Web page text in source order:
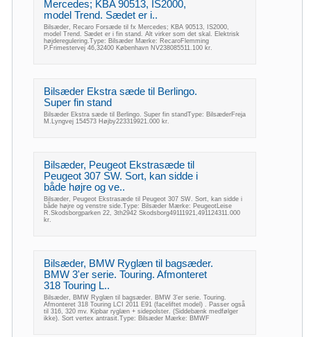
Mercedes; KBA 90513, IS2000,
model Trend. Sædet er i..
Bilsæder, Recaro Forsæde til fx Mercedes; KBA 90513, IS2000,
model Trend. Sædet er i fin stand. Alt virker som det skal. Elektrisk
højderegulering.Type: Bilsæder Mærke: RecaroFlemming
P.Frimestervej 46,32400 København NV238085511.100 kr.
Bilsæder Ekstra sæde til Berlingo.
Super fin stand
Bilsæder Ekstra sæde til Berlingo. Super fin standType: BilsæderFreja
M.Lyngvej 154573 Højby223319921.000 kr.
Bilsæder, Peugeot Ekstrasæde til
Peugeot 307 SW. Sort, kan sidde i
både højre og ve..
Bilsæder, Peugeot Ekstrasæde til Peugeot 307 SW. Sort, kan sidde i
både højre og venstre side.Type: Bilsæder Mærke: PeugeotLeise
R.Skodsborgparken 22, 3th2942 Skodsborg49111921,491124311.000
kr.
Bilsæder, BMW Ryglæn til bagsæder.
BMW 3'er serie. Touring. Afmonteret
318 Touring L..
Bilsæder, BMW Ryglæn til bagsæder. BMW 3'er serie. Touring.
Afmonteret 318 Touring LCI 2011 E91 (faceliftet model) . Passer også
til 316, 320 mv. Kipbar ryglæn + sidepolster. (Siddebænk medfølger
ikke). Sort vertex antrasit.Type: Bilsæder Mærke: BMWF